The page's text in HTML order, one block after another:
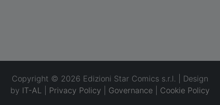
Copyright © 2026 Edizioni Star Comics s.r.l. | Design
by IT-AL Privacy Policy Governance Cookie Policy